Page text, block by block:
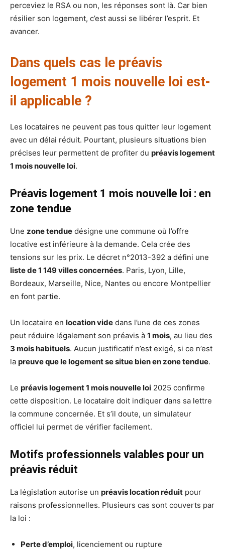
perceviez le RSA ou non, les réponses sont là. Car bien
résilier son logement, c’est aussi se libérer l’esprit. Et
avancer.
Dans quels cas le préavis
logement 1 mois nouvelle loi est-
il applicable ?
Les locataires ne peuvent pas tous quitter leur logement
avec un délai réduit. Pourtant, plusieurs situations bien
précises leur permettent de profiter du préavis logement
1 mois nouvelle loi.
Préavis logement 1 mois nouvelle loi : en
zone tendue
Une zone tendue désigne une commune où l’offre
locative est inférieure à la demande. Cela crée des
tensions sur les prix. Le décret n°2013-392 a défini une
liste de 1 149 villes concernées. Paris, Lyon, Lille,
Bordeaux, Marseille, Nice, Nantes ou encore Montpellier
en font partie.
Un locataire en location vide dans l’une de ces zones
peut réduire légalement son préavis à 1 mois, au lieu des
3 mois habituels. Aucun justificatif n’est exigé, si ce n’est
la preuve que le logement se situe bien en zone tendue.
Le préavis logement 1 mois nouvelle loi 2025 confirme
cette disposition. Le locataire doit indiquer dans sa lettre
la commune concernée. Et s’il doute, un simulateur
officiel lui permet de vérifier facilement.
Motifs professionnels valables pour un
préavis réduit
La législation autorise un préavis location réduit pour
raisons professionnelles. Plusieurs cas sont couverts par
la loi :
Perte d’emploi, licenciement ou rupture